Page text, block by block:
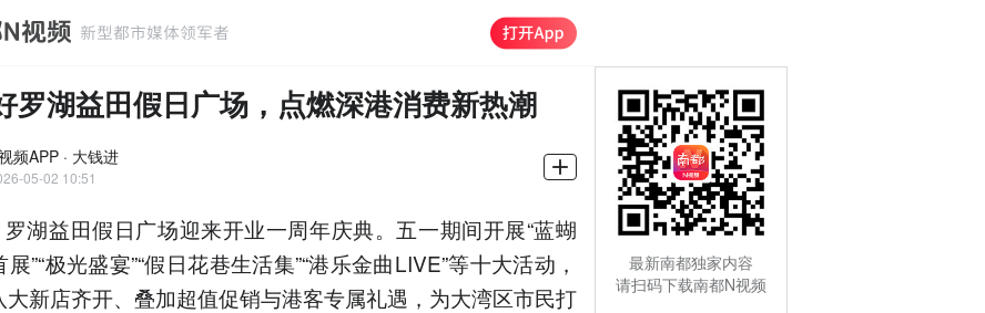
罗湖益田假日广场，点燃深港消费新热潮
频APP · 大钱进
05-02 10:51
湖益田假日广场迎来开业一周年庆典。五一期间开展“蓝蝴
”“极光盛宴”“假日花巷生活集”“港乐金曲LIVE”等十大活动，
大新店齐开、叠加超值促销与港客专属礼遇，为大湾区市民打
最新南都独家内容
请扫码下载南都N视频